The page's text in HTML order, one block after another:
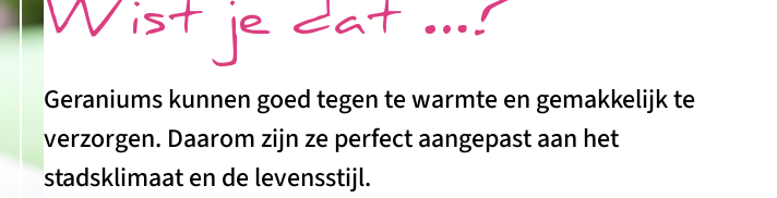
Wist je dat …?
Geraniums kunnen goed tegen te warmte en gemakkelijk te
verzorgen. Daarom zijn ze perfect aangepast aan het
stadsklimaat en de levensstijl.